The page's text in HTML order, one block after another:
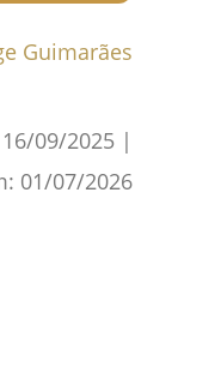
Guimarães
16/09/2025 |
01/07/2026